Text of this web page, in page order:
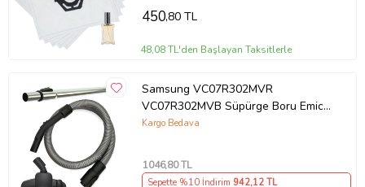
450,80 TL
48,08 TL'den Başlayan Taksitlerle
Samsung VC07R302MVR
VC07R302MVB Süpürge Boru Emici
Hortum Seti
Kargo Bedava
1046,80 TL
Sepette %10 İndirim 942,12 TL